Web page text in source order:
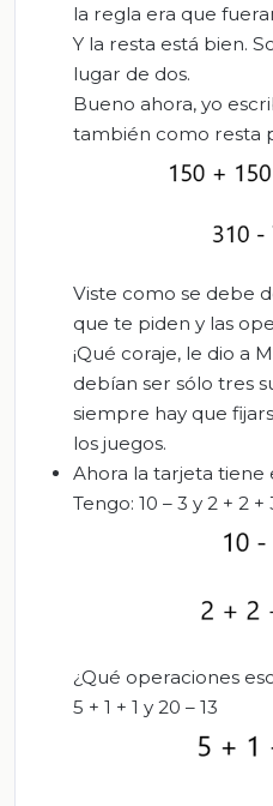
la regla era que
Y la resta está bien.
lugar de dos.
Bueno ahora, yo
también como resta
Viste como se debe
que te piden y las
¡Qué coraje, le dio a
debían ser sólo tres
siempre hay que
los juegos.
Ahora la tarjeta tiene
Tengo: 10 – 3 y 2 + 2 +
¿Qué operaciones
5 + 1 + 1 y 20 – 13